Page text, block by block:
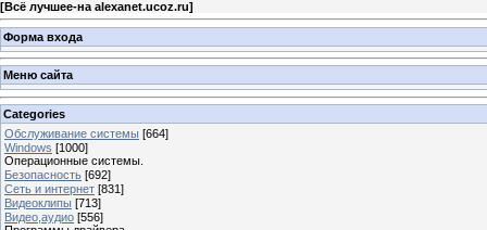
[Всё лучшее-на alexanet.ucoz.ru]
Форма входа
Меню сайта
Categories
Обслуживание системы [664]
Windows [1000]
Операционные системы.
Безопасность [692]
Сеть и интернет [831]
Видеоклипы [713]
Видео,аудио [556]